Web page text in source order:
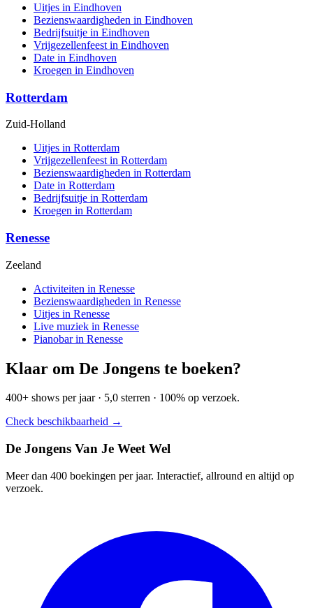
Uitjes in Eindhoven
Bezienswaardigheden in Eindhoven
Bedrijfsuitje in Eindhoven
Vrijgezellenfeest in Eindhoven
Date in Eindhoven
Kroegen in Eindhoven
Rotterdam
Zuid-Holland
Uitjes in Rotterdam
Vrijgezellenfeest in Rotterdam
Bezienswaardigheden in Rotterdam
Date in Rotterdam
Bedrijfsuitje in Rotterdam
Kroegen in Rotterdam
Renesse
Zeeland
Activiteiten in Renesse
Bezienswaardigheden in Renesse
Uitjes in Renesse
Live muziek in Renesse
Pianobar in Renesse
Klaar om De Jongens te boeken?
400+ shows per jaar · 5,0 sterren · 100% op verzoek.
Check beschikbaarheid →
De Jongens Van Je Weet Wel
Meer dan 400 boekingen per jaar. Interactief, allround en altijd op
verzoek.